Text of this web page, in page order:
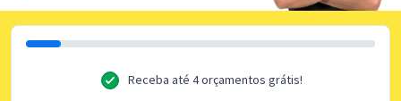
Receba até 4 orçamentos grátis!